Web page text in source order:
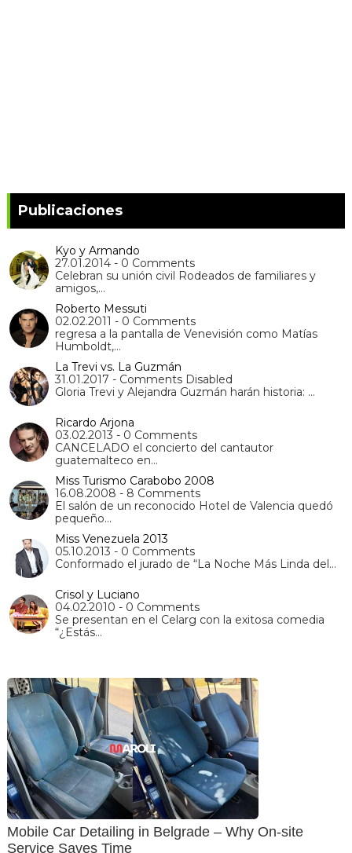
Publicaciones
Kyo y Armando
27.01.2014 - 0 Comments
Celebran su unión civil Rodeados de familiares y
amigos,…
Roberto Messuti
02.02.2011 - 0 Comments
regresa a la pantalla de Venevisión como Matías
Humboldt,…
La Trevi vs. La Guzmán
31.01.2017 - Comments Disabled
Gloria Trevi y Alejandra Guzmán harán historia: …
Ricardo Arjona
03.02.2013 - 0 Comments
CANCELADO el concierto del cantautor
guatemalteco en…
Miss Turismo Carabobo 2008
16.08.2008 - 8 Comments
El salón de un reconocido Hotel de Valencia quedó
pequeño…
Miss Venezuela 2013
05.10.2013 - 0 Comments
Conformado el jurado de “La Noche Más Linda del…
Crisol y Luciano
04.02.2010 - 0 Comments
Se presentan en el Celarg con la exitosa comedia
“¿Estás…
Mobile Car Detailing in Belgrade – Why On-site
Service Saves Time